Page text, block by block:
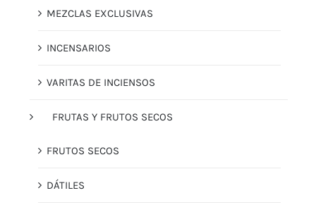
MEZCLAS EXCLUSIVAS
INCENSARIOS
VARITAS DE INCIENSOS
FRUTAS Y FRUTOS SECOS
FRUTOS SECOS
DÁTILES